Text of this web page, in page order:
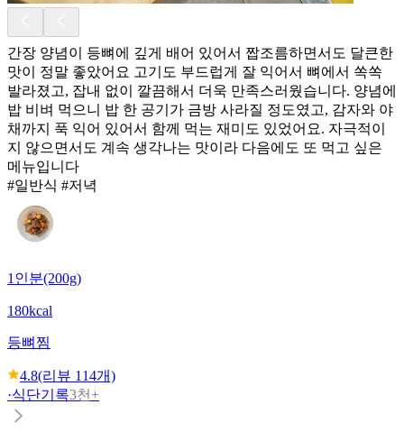
간장 양념이 등뼈에 깊게 배어 있어서 짭조름하면서도 달큰한
맛이 정말 좋았어요 고기도 부드럽게 잘 익어서 뼈에서 쏙쏙
발라졌고, 잡내 없이 깔끔해서 더욱 만족스러웠습니다. 양념에
밥 비벼 먹으니 밥 한 공기가 금방 사라질 정도였고, 감자와 야
채까지 푹 익어 있어서 함께 먹는 재미도 있었어요. 자극적이
지 않으면서도 계속 생각나는 맛이라 다음에도 또 먹고 싶은
메뉴입니다
#일반식 #저녁
1인분(200g)
180kcal
등뼈찜
4.8(리뷰 114개)
·식단기록3천+